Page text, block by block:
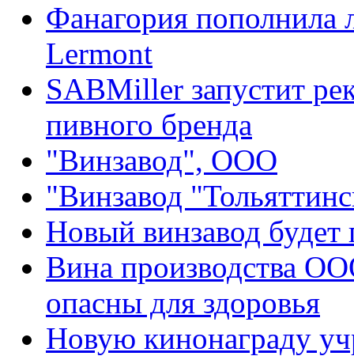
Фанагория пополнила
Lermont
SABMiller запустит
пивного бренда
"Винзавод", ООО
"Винзавод
Новый винзавод будет
Вина производства
опасны для здоровья
Новую кинонаграду